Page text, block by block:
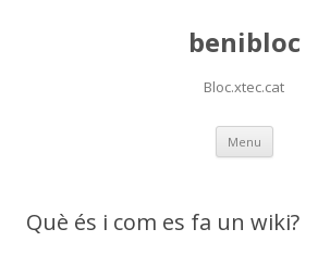
benibloc
Bloc.xtec.cat
Menu Skip
content
Què és i com es fa un wiki?